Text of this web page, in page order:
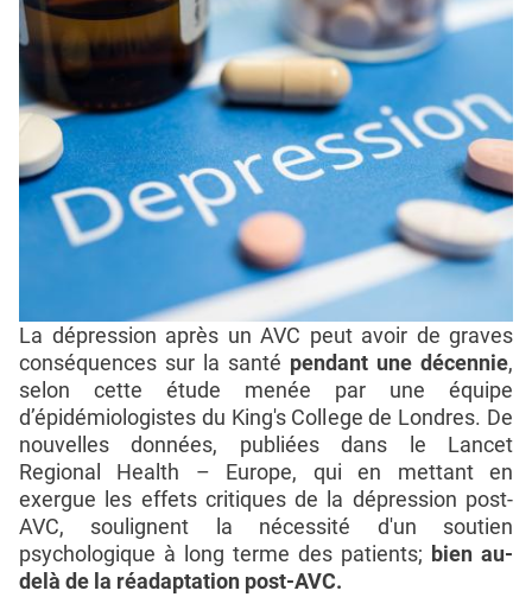
La dépression après un AVC peut avoir de graves
conséquences sur la santé pendant une décennie,
selon cette étude menée par une équipe
d’épidémiologistes du King's College de Londres. De
nouvelles données, publiées dans le Lancet
Regional Health – Europe, qui en mettant en
exergue les effets critiques de la dépression post-
AVC, soulignent la nécessité d'un soutien
psychologique à long terme des patients; bien au-
delà de la réadaptation post-AVC.